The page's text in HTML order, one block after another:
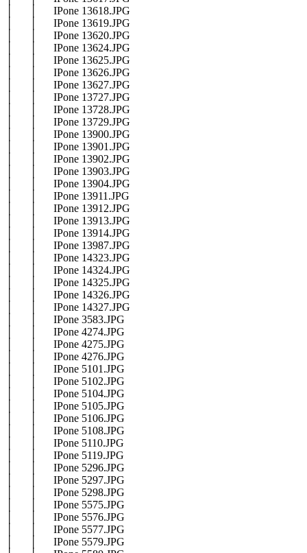
│ │ IPone 13618.JPG
│ │ IPone 13619.JPG
│ │ IPone 13620.JPG
│ │ IPone 13624.JPG
│ │ IPone 13625.JPG
│ │ IPone 13626.JPG
│ │ IPone 13627.JPG
│ │ IPone 13727.JPG
│ │ IPone 13728.JPG
│ │ IPone 13729.JPG
│ │ IPone 13900.JPG
│ │ IPone 13901.JPG
│ │ IPone 13902.JPG
│ │ IPone 13903.JPG
│ │ IPone 13904.JPG
│ │ IPone 13911.JPG
│ │ IPone 13912.JPG
│ │ IPone 13913.JPG
│ │ IPone 13914.JPG
│ │ IPone 13987.JPG
│ │ IPone 14323.JPG
│ │ IPone 14324.JPG
│ │ IPone 14325.JPG
│ │ IPone 14326.JPG
│ │ IPone 14327.JPG
│ │ IPone 3583.JPG
│ │ IPone 4274.JPG
│ │ IPone 4275.JPG
│ │ IPone 4276.JPG
│ │ IPone 5101.JPG
│ │ IPone 5102.JPG
│ │ IPone 5104.JPG
│ │ IPone 5105.JPG
│ │ IPone 5106.JPG
│ │ IPone 5108.JPG
│ │ IPone 5110.JPG
│ │ IPone 5119.JPG
│ │ IPone 5296.JPG
│ │ IPone 5297.JPG
│ │ IPone 5298.JPG
│ │ IPone 5575.JPG
│ │ IPone 5576.JPG
│ │ IPone 5577.JPG
│ │ IPone 5579.JPG